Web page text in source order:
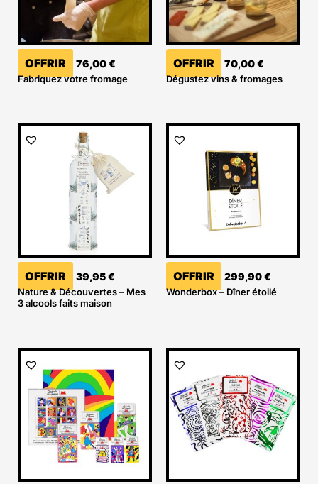
OFFRIR 76,00€
Fabriquez votre fromage
OFFRIR 70,00€
Dégustez vins & fromages
OFFRIR 39,95€
Nature & Découvertes – Mes
3 alcools faits maison
OFFRIR 299,90€
Wonderbox – Dîner étoilé